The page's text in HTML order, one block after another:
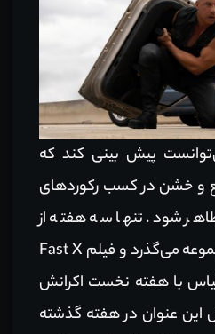
پیش بینی کند که
و خشن در کسب رکوردهای
شود. تنها سه هفته از
اکران فیلم جدید این مجموعه می‌گذرد و فیلم Fast X
در قیاس با هفته نخست اکرانش
عنوان در هفته گذشته